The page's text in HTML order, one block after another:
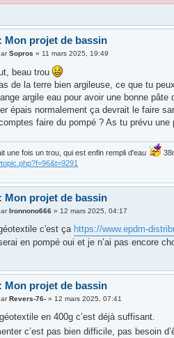
Mon projet de bassin
Sopros » 11 mars 2025, 19:49
beau trou
de la terre bien argileuse, ce que tu
argile eau pour avoir une bonne
épais normalement ça devrait le faire
faire du pompé ? As tu prévu une
une fois un trou, qui est enfin rempli d'eau
Mon projet de bassin
Ironnono666 »12 mars 2025, 04:17
c'est ça https://www.epdm-
en pompé oui et je n’ai pas encore
Mon projet de bassin
Revers-76- »12 mars 2025, 07:41
en 400g c’est déjà suffisant.
c’est pas bien difficile, pas besoin